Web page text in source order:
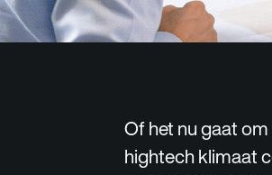
Of het nu gaat
hightech klimaat